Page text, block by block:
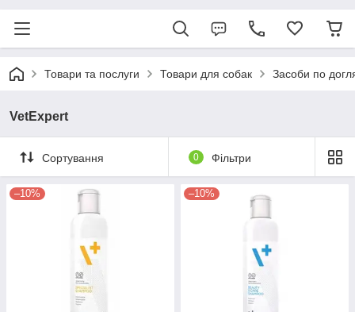
Товари та послуги Товари для собак Засоби по
VetExpert
Сортування 0 Фільтри
–10% –10%